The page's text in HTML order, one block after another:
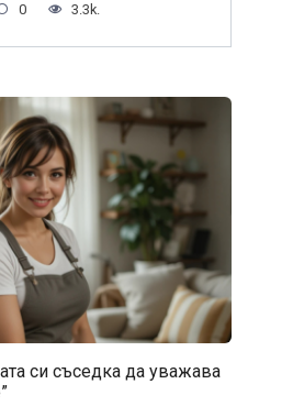
0 3.3k.
си съседка да уважава